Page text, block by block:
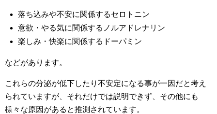
落ち込みや不安に関係するセロトニン
意欲・やる気に関係するノルアドレナリン
楽しみ・快楽に関係するドーパミン
などがあります。
これらの分泌が低下したり不安定になる事が一因だと考え
られていますが、それだけでは説明できず、その他にも
様々な原因があると推測されています。